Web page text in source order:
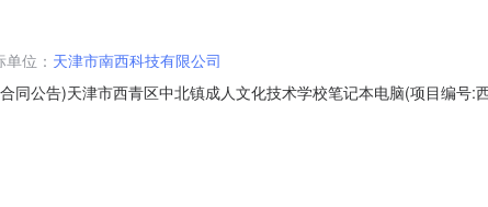
位： 天津市南西科技有限公司
公告)天津市西青区中北镇成人文化技术学校笔记本电脑(项目编号:
校联系方式：27919402供应商（乙方）：天津市南西科技有限公司